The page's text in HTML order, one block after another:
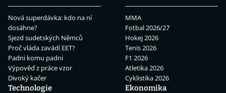
Nová superdávka: kdo na ní
dosáhne?
Sjezd sudetských Němců
Proč vláda zavádí EET?
Padni komu padni
Výpověď z práce vzor
Divoký kačer
MMA
Fotbal 2026/27
Hokej 2026
Tenis 2026
F1 2026
Atletika 2026
Cyklistika 2026
Technologie
Ekonomika